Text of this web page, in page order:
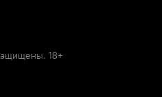
18+